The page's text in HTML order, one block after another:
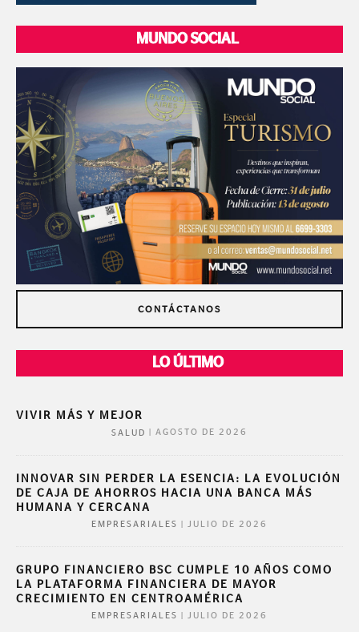
MUNDO SOCIAL
CONTÁCTANOS
LO ÚLTIMO
VIVIR MÁS Y MEJOR
SALUD AGOSTO DE 2026
INNOVAR SIN PERDER LA ESENCIA: LA EVOLUCIÓN
DE CAJA DE AHORROS HACIA UNA BANCA MÁS
HUMANA Y CERCANA
EMPRESARIALES JULIO DE 2026
GRUPO FINANCIERO BSC CUMPLE 10 AÑOS COMO
LA PLATAFORMA FINANCIERA DE MAYOR
CRECIMIENTO EN CENTROAMÉRICA
EMPRESARIALES JULIO DE 2026